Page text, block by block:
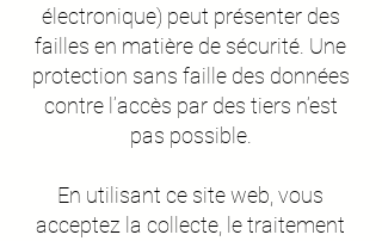
électronique) peut présenter des
failles en matière de sécurité. Une
protection sans faille des données
contre l’accès par des tiers n’est
pas possible.
En utilisant ce site web, vous
acceptez la collecte, le traitement